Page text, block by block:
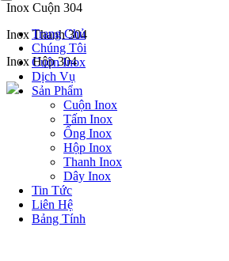
Trang Chủ
Chúng Tôi
Cuộn Inox
Dịch Vụ
Sản Phẩm
Cuộn Inox
Tấm Inox
Ống Inox
Hộp Inox
Thanh Inox
Dây Inox
Tin Tức
Liên Hệ
Bảng Tính
Inox Cuộn 304
Inox Thanh 304
Inox Hộp 304